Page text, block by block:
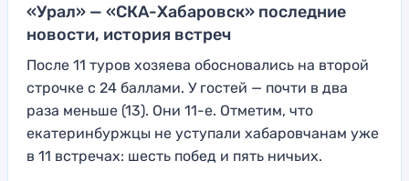
«Урал» — «СКА-Хабаровск» последние
новости, история встреч
После 11 туров хозяева обосновались на второй
строчке с 24 баллами. У гостей — почти в два
раза меньше (13). Они 11-е. Отметим, что
екатеринбуржцы не уступали хабаровчанам уже
в 11 встречах: шесть побед и пять ничьих.